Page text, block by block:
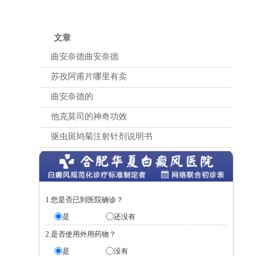
文章
曲安奈德曲安奈德
苏孜阿甫片哪里有卖
曲安奈德的
他克莫司的神奇功效
驱虫斑鸠菊注射针剂说明书
1.您是否已到医院确诊？
是
还没有
2.是否使用外用药物？
是
没有